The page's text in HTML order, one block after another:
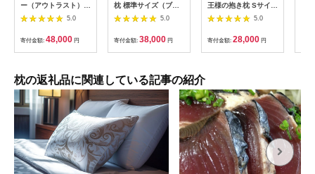
ー（アウトラスト）
【大型サイズ：
50cm×70cm】【サン
モト】枕 羽毛まくら
お昼寝パット 抱き枕
寝具 睡眠 快適 熟睡
5.0
寄付金額: 48,000 円
枕 標準サイズ（ブル
ー）超極小ビーズ抱き
まくら【500406】
5.0
寄付金額: 38,000 円
王様の抱き枕 Sサイズ
(ベージュ)小さめの抱
きまくらタイ
プ|16_mkr-21g101s
5.0
寄付金額: 28,000 円
枕の返礼品に関連している記事の紹介